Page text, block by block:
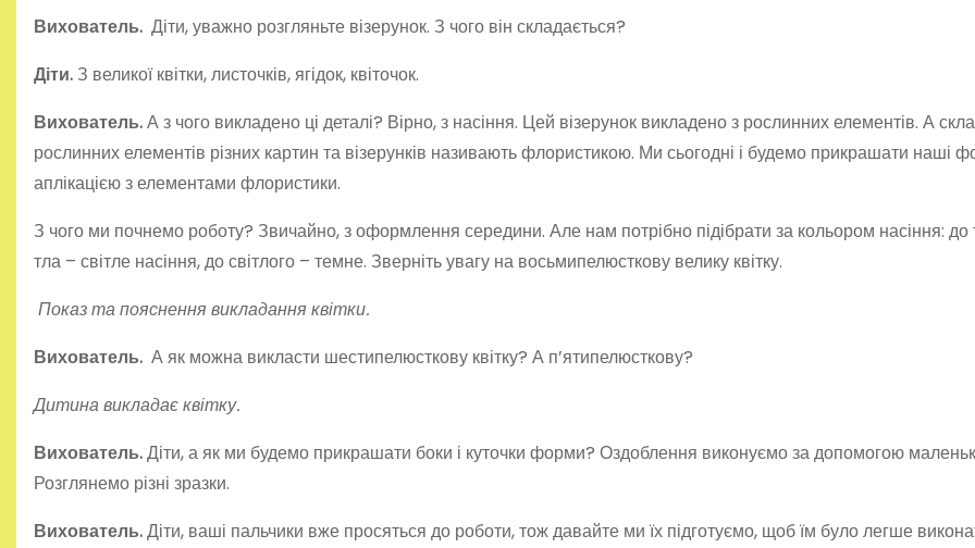
Вихователь. Діти, уважно розгляньте візерунок. З чого він складається?
Діти. З великої квітки, листочків, ягідок, квіточок.
Вихователь.А з чого викладено ці деталі? Вірно, з насіння. Цей візерунок викладено з рослинних елементів. А
рослинних елементів різних картин та візерунків називають флористикою. Ми сьогодні і будемо прикрашати наші
аплікацією з елементами флористики.
З чого ми почнемо роботу? Звичайно, з оформлення середини. Але нам потрібно підібрати за кольором насіння: до
тла – світле насіння, до світлого – темне. Зверніть увагу на восьмипелюсткову велику квітку.
Показ та пояснення викладання квітки.
Вихователь. А як можна викласти шестипелюсткову квітку? А п’ятипелюсткову?
Дитина викладає квітку.
Вихователь.Діти, а як ми будемо прикрашати боки і куточки форми? Оздоблення виконуємо за допомогою
Розглянемо різні зразки.
Вихователь.Діти, ваші пальчики вже просяться до роботи, тож давайте ми їх підготуємо, щоб їм було легше